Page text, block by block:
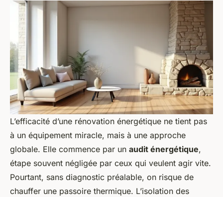
L’efficacité d’une rénovation énergétique ne tient pas
à un équipement miracle, mais à une approche
globale. Elle commence par un audit énergétique,
étape souvent négligée par ceux qui veulent agir vite.
Pourtant, sans diagnostic préalable, on risque de
chauffer une passoire thermique. L’isolation des